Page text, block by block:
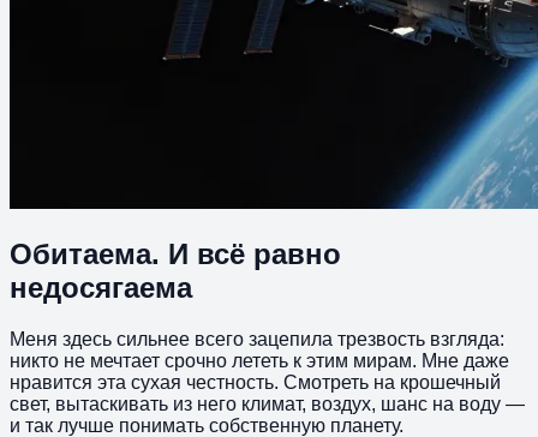
Обитаема. И всё равно
недосягаема
Меня здесь сильнее всего зацепила трезвость взгляда:
никто не мечтает срочно лететь к этим мирам. Мне даже
нравится эта сухая честность. Смотреть на крошечный
свет, вытаскивать из него климат, воздух, шанс на воду —
и так лучше понимать собственную планету.